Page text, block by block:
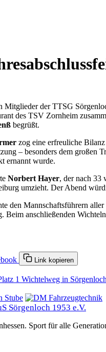
Mitglieder der TTSG
des TSV Zornheim
begrüßt.
zog eine erfreuliche
– besonders dem großen
ernannt wurde.
Norbert Hayer, der nach 33
umzieht. Der Abend
den Mannschaftsführern
Beim anschließenden
Link kopieren
1 Wichtelweg in
Sörgenloch 1953 e.V.
Sport für alle